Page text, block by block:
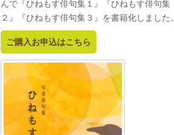
んで『ひねもす俳句集１』『ひねもす俳句集
２』『ひねもす俳句集３』を書籍化しました。
ご購入お申込はこちら